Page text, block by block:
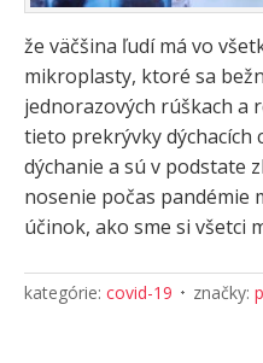
že väčšina ľudí má vo
mikroplasty, ktoré sa
jednorazových rúškach a
tieto prekrývky dýchacích
dýchanie a sú v podstate
nosenie počas pandémie
účinok, ako sme si všetci
kategórie: covid-19 značky: